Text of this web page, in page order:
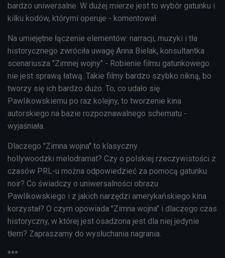
bardzo uniwersalne. W dużej mierze jest to wybór gatunku i
kilku kodów, którymi operuje - komentował.
Na umiejętne łączenie elementów: narracji, muzyki i tła
historycznego zwróciła uwagę Anna Bielak, konsultantka
scenariusza "Zimnej wojny" - Robienie filmu gatunkowego
nie jest sprawą łatwą. Takie filmy bardzo szybko nikną, bo
tworzy się ich bardzo dużo. To, co udało się
Pawlikowskiemu po raz kolejny, to tworzenie kina
autorskiego na bazie rozpoznawalnego schematu -
wyjaśniała
Dlaczego "Zimna wojna" to klasyczny
hollywoodzki melodramat? Czy o polskiej rzeczywistości z
czasów PRL-u można odpowiedzieć za pomocą gatunku
noir? Co świadczy o uniwersalności obrazu
Pawlikowskiego i z jakich narzędzi amerykańskiego kina
korzystał? O czym opowiada "Zimna wojna" i dlaczego czas
historyczny, w której jest osadzona jest dla niej jedynie
tłem? Zapraszamy do wysłuchania nagrania.
***